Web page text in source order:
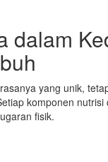
dalam
yang unik,
komponen
fisik.